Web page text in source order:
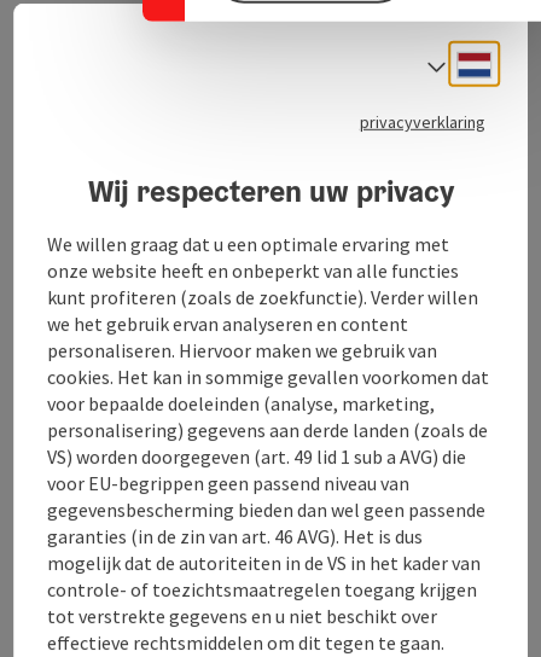
Ik help je ook graag bij het realiseren van je individuele
Ik ben timmerman omdat ik geniet van wat ik doe en
dat het verschil uitmaakt welke materialen worden
maken en hoe ze worden vervaardigd en afgewerkt.
Daarom gebruik ik bij voorkeur lokaal hout uit
duurzame bosbouw dat na de maan is gekapt en de tijd
heeft gehad om in alle rust en frisse lucht te drogen. ...
Beschrijving volledig aangeven
Contact
Ligging
privacyverklaring
Wij respecteren uw privacy
We willen graag dat u een optimale ervaring met
onze website heeft en onbeperkt van alle functies
kunt profiteren (zoals de zoekfunctie). Verder willen
we het gebruik ervan analyseren en content
personaliseren. Hiervoor maken we gebruik van
cookies. Het kan in sommige gevallen voorkomen dat
voor bepaalde doeleinden (analyse, marketing,
personalisering) gegevens aan derde landen (zoals de
VS) worden doorgegeven (art. 49 lid 1 sub a AVG) die
voor EU-begrippen geen passend niveau van
gegevensbescherming bieden dan wel geen passende
garanties (in de zin van art. 46 AVG). Het is dus
mogelijk dat de autoriteiten in de VS in het kader van
controle- of toezichtsmaatregelen toegang krijgen
tot verstrekte gegevens en u niet beschikt over
effectieve rechtsmiddelen om dit tegen te gaan.